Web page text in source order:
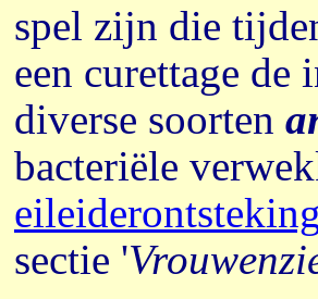
spel zijn die
een curettage de
diverse soorten
bacteriële
eileiderontsteking
sectie '